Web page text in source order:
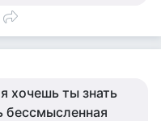
хочешь ты знать
бессмысленная